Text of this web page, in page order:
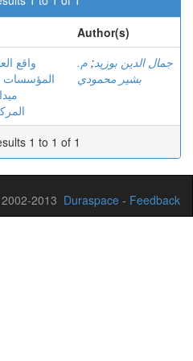
Author(s)
واقع
المؤسسات
جمال الدين بوزيد; م.
بشير محمودي
1 to 1 of 1
2013 Duraspace - Feedback